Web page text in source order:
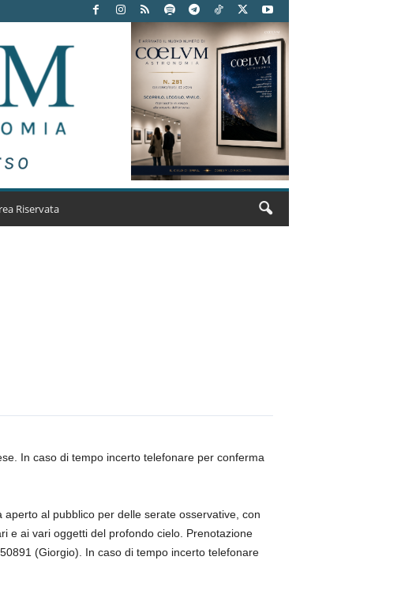
Riservata
In caso di tempo incerto telefonare per conferma
al pubblico per delle serate osservative, con
e ai vari oggetti del profondo cielo. Prenotazione
(Giorgio). In caso di tempo incerto telefonare